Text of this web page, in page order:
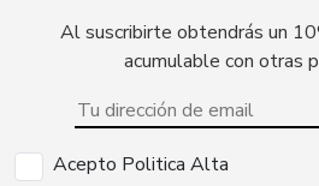
Al suscribirte obtendrás un
acumulable con otras
Acepto Politica Alta